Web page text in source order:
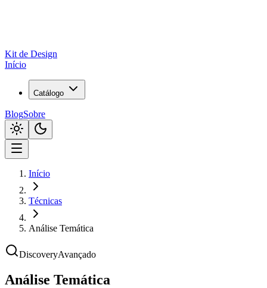
Kit de Design
Início
Catálogo
BlogSobre
Início
Técnicas
Análise Temática
DiscoveryAvançado
Análise Temática